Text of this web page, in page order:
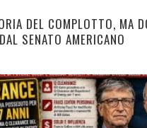
DEL COMPLOTTO, MA
SENATO AMERICANO